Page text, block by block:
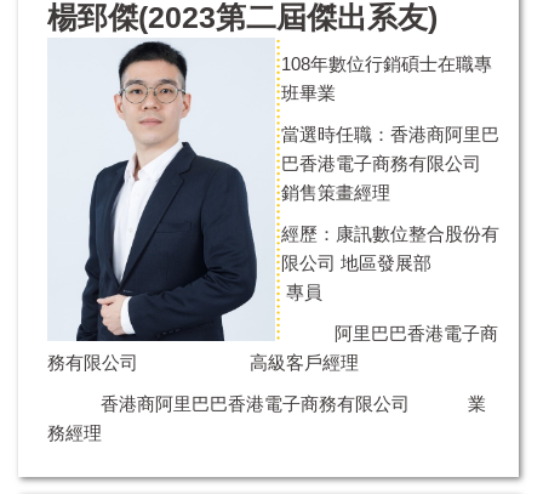
楊郅傑(2023第二屆傑出系友)
108年數位行銷碩士在職專
班畢業
當選時任職：香港商阿里巴
巴香港電子商務有限公司
銷售策畫經理
經歷：康訊數位整合股份有
限公司 地區發展部
專員
阿里巴巴香港電子商
務有限公司 高級客戶經理
香港商阿里巴巴香港電子商務有限公司 業
務經理